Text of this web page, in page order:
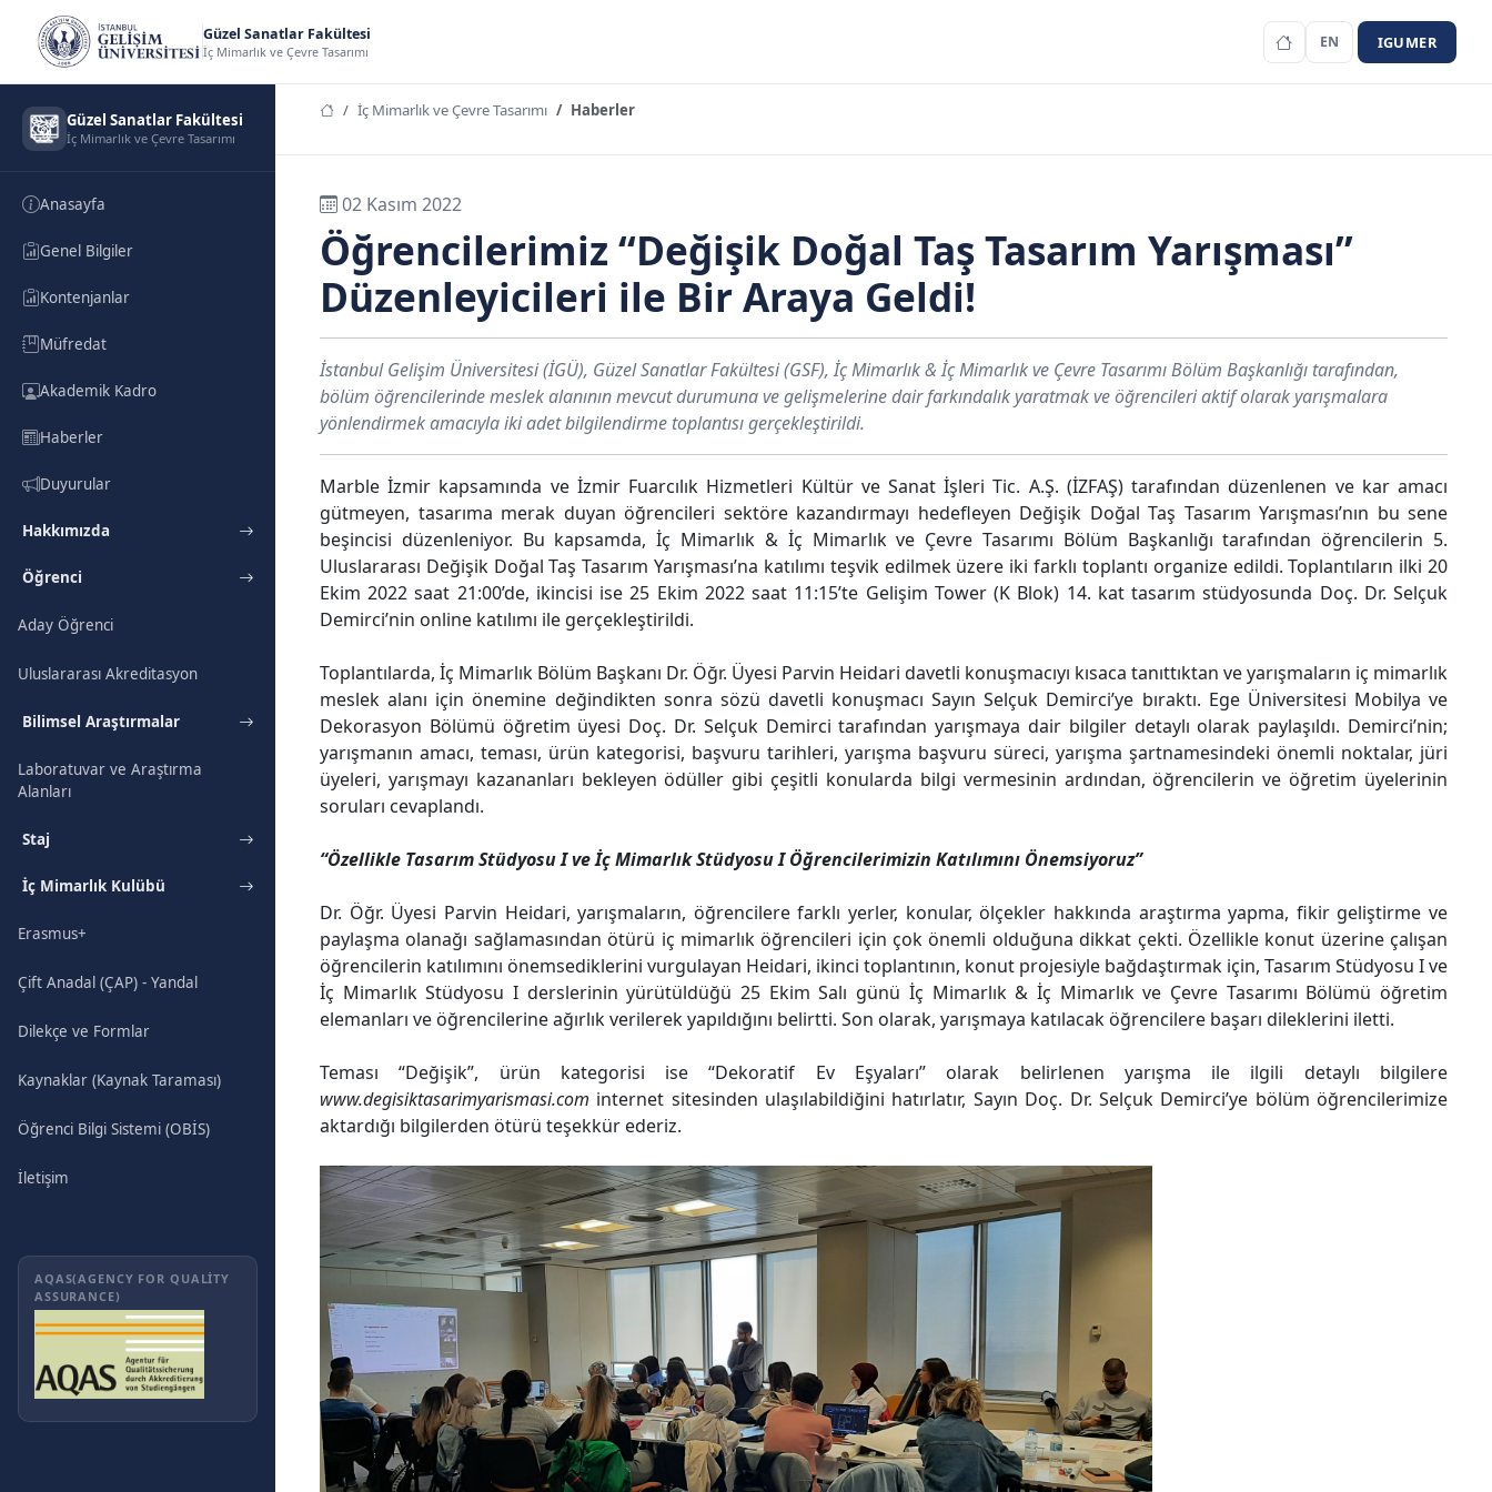
Güzel Sanatlar Fakültesi
İç Mimarlık ve Çevre Tasarımı EN IGUMER
Güzel Sanatlar Fakültesi
İç Mimarlık ve Çevre Tasarımı
Anasayfa
Genel Bilgiler
Kontenjanlar
Müfredat
Akademik Kadro
Haberler
Duyurular
Hakkımızda
Öğrenci
Aday Öğrenci
Uluslararası Akreditasyon
Bilimsel Araştırmalar
Laboratuvar ve Araştırma
Alanları
Staj
İç Mimarlık Kulübü
Erasmus+
Çift Anadal (ÇAP) - Yandal
Dilekçe ve Formlar
Kaynaklar (Kaynak Taraması)
Öğrenci Bilgi Sistemi (OBİS)
İletişim
AQAS(AGENCY FOR QUALITY
ASSURANCE)
İç Mimarlık ve Çevre Tasarımı Haberler
02 Kasım 2022
Öğrencilerimiz “Değişik Doğal Taş Tasarım Yarışması”
Düzenleyicileri ile Bir Araya Geldi!
İstanbul Gelişim Üniversitesi (İGÜ), Güzel Sanatlar Fakültesi (GSF), İç Mimarlık & İç Mimarlık ve Çevre Tasarımı Bölüm Başkanlığı tarafından,
bölüm öğrencilerinde meslek alanının mevcut durumuna ve gelişmelerine dair farkındalık yaratmak ve öğrencileri aktif olarak yarışmalara
yönlendirmek amacıyla iki adet bilgilendirme toplantısı gerçekleştirildi.
Marble İzmir kapsamında ve İzmir Fuarcılık Hizmetleri Kültür ve Sanat İşleri Tic. A.Ş. (İZFAŞ) tarafından düzenlenen ve kar amacı
gütmeyen, tasarıma merak duyan öğrencileri sektöre kazandırmayı hedefleyen Değişik Doğal Taş Tasarım Yarışması’nın bu sene
beşincisi düzenleniyor. Bu kapsamda, İç Mimarlık & İç Mimarlık ve Çevre Tasarımı Bölüm Başkanlığı tarafından öğrencilerin 5.
Uluslararası Değişik Doğal Taş Tasarım Yarışması’na katılımı teşvik edilmek üzere iki farklı toplantı organize edildi. Toplantıların ilki 20
Ekim 2022 saat 21:00’de, ikincisi ise 25 Ekim 2022 saat 11:15’te Gelişim Tower (K Blok) 14. kat tasarım stüdyosunda Doç. Dr. Selçuk
Demirci’nin online katılımı ile gerçekleştirildi.
Toplantılarda, İç Mimarlık Bölüm Başkanı Dr. Öğr. Üyesi Parvin Heidari davetli konuşmacıyı kısaca tanıttıktan ve yarışmaların iç mimarlık
meslek alanı için önemine değindikten sonra sözü davetli konuşmacı Sayın Selçuk Demirci’ye bıraktı. Ege Üniversitesi Mobilya ve
Dekorasyon Bölümü öğretim üyesi Doç. Dr. Selçuk Demirci tarafından yarışmaya dair bilgiler detaylı olarak paylaşıldı. Demirci’nin;
yarışmanın amacı, teması, ürün kategorisi, başvuru tarihleri, yarışma başvuru süreci, yarışma şartnamesindeki önemli noktalar, jüri
üyeleri, yarışmayı kazananları bekleyen ödüller gibi çeşitli konularda bilgi vermesinin ardından, öğrencilerin ve öğretim üyelerinin
soruları cevaplandı.
“Özellikle Tasarım Stüdyosu I ve İç Mimarlık Stüdyosu I Öğrencilerimizin Katılımını Önemsiyoruz”
Dr. Öğr. Üyesi Parvin Heidari, yarışmaların, öğrencilere farklı yerler, konular, ölçekler hakkında araştırma yapma, fikir geliştirme ve
paylaşma olanağı sağlamasından ötürü iç mimarlık öğrencileri için çok önemli olduğuna dikkat çekti. Özellikle konut üzerine çalışan
öğrencilerin katılımını önemsediklerini vurgulayan Heidari, ikinci toplantının, konut projesiyle bağdaştırmak için, Tasarım Stüdyosu I ve
İç Mimarlık Stüdyosu I derslerinin yürütüldüğü 25 Ekim Salı günü İç Mimarlık & İç Mimarlık ve Çevre Tasarımı Bölümü öğretim
elemanları ve öğrencilerine ağırlık verilerek yapıldığını belirtti. Son olarak, yarışmaya katılacak öğrencilere başarı dileklerini iletti.
Teması “Değişik”, ürün kategorisi ise “Dekoratif Ev Eşyaları” olarak belirlenen yarışma ile ilgili detaylı bilgilere
www.degisiktasarimyarismasi.com internet sitesinden ulaşılabildiğini hatırlatır, Sayın Doç. Dr. Selçuk Demirci’ye bölüm öğrencilerimize
aktardığı bilgilerden ötürü teşekkür ederiz.